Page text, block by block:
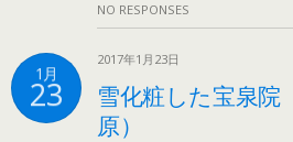
NO RESPONSES
1月
23
2017年1月23日
雪化粧した宝泉院
原）